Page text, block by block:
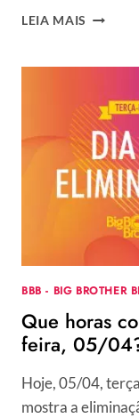
LEIA MAIS
VENCE
DISPUTA
E
VAI
PARA
O
BBB - BIG BROTHER
Que horas
feira, 05/
Hoje, 05/04,
mostra a